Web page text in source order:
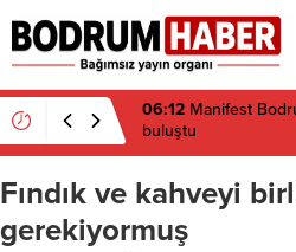
16:19Gümüşlük’te
suç duyurusu
Fındık ve kahveyi
gerekiyormuş